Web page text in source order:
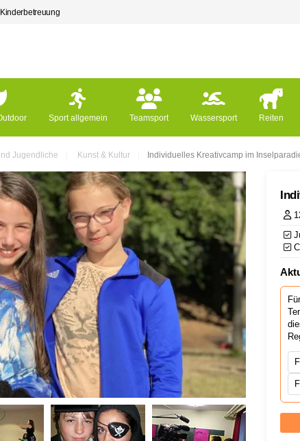
Sport allgemein Teamsport Wassersport Reiten
Jugendliche Kunst & Kultur Individuelles Kreativcamp im